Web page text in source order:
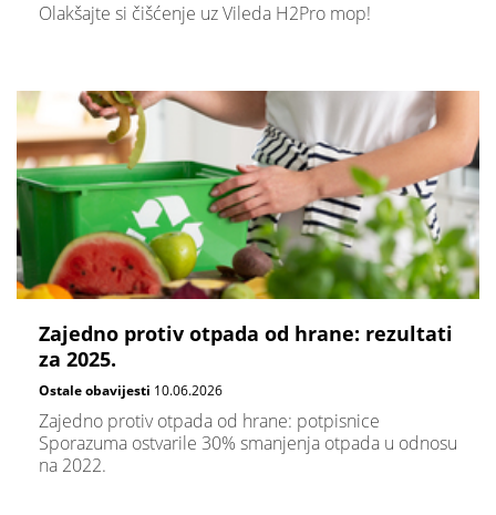
Olakšajte si čišćenje uz Vileda H2Pro mop!
Zajedno protiv otpada od hrane: rezultati
za 2025.
Ostale obavijesti 10.06.2026
Zajedno protiv otpada od hrane: potpisnice
Sporazuma ostvarile 30% smanjenja otpada u odnosu
na 2022.